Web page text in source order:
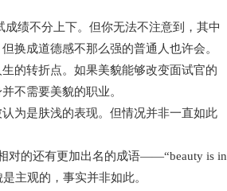
绩不分上下。但你无法不注意到，其中
换成道德感不那么强的普通人也许会。
的转折点。如果美貌能够改变面试官的
不需要美貌的职业。
为是肤浅的表现。但情况并非一直如此
对的还有更加出名的成语——“beauty is in
主观的，事实并非如此。